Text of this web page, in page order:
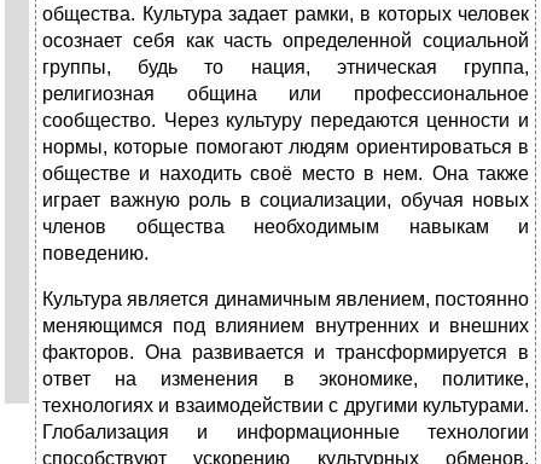
общества. Культура задает рамки, в которых человек
осознает себя как часть определенной социальной
группы, будь то нация, этническая группа,
религиозная община или профессиональное
сообщество. Через культуру передаются ценности и
нормы, которые помогают людям ориентироваться в
обществе и находить своё место в нем. Она также
играет важную роль в социализации, обучая новых
членов общества необходимым навыкам и
поведению.
Культура является динамичным явлением, постоянно
меняющимся под влиянием внутренних и внешних
факторов. Она развивается и трансформируется в
ответ на изменения в экономике, политике,
технологиях и взаимодействии с другими культурами.
Глобализация и информационные технологии
способствуют ускорению культурных обменов,